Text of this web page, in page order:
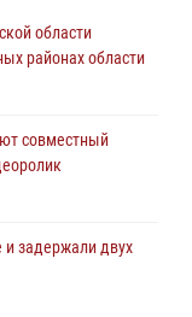
области
районах области
совместный
задержали двух